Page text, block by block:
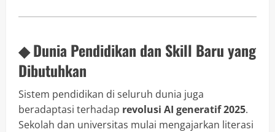
◆ Dunia Pendidikan dan Skill Baru yang
Dibutuhkan
Sistem pendidikan di seluruh dunia juga
beradaptasi terhadap revolusi AI generatif 2025.
Sekolah dan universitas mulai mengajarkan literasi